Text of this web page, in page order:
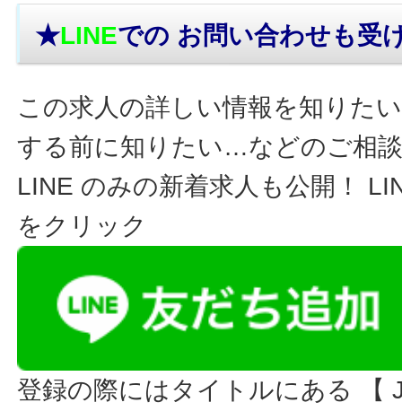
★LINEでの お問い合わせも受
この求人の詳しい情報を知りた
する前に知りたい…などのご相
LINE のみの新着求人も公開！
をクリック
登録の際にはタイトルにある 【